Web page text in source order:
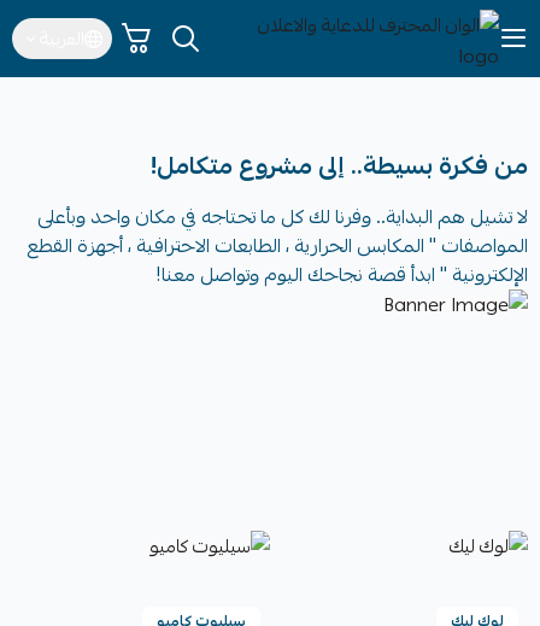
الوان المحترف للدعاية والاعلان
من فكرة بسيطة.. إلى مشروع متكامل!
لا تشيل هم البداية.. وفرنا لك كل ما تحتاجه في مكان واحد وبأعلى
المواصفات " المكابس الحرارية ، الطابعات الاحترافية ، أجهزة القطع
الإلكترونية " ابدأ قصة نجاحك اليوم وتواصل معنا!